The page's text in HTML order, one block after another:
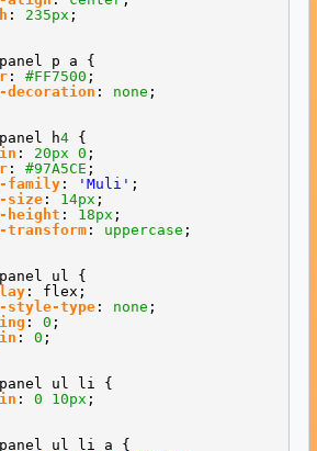
: 235px ;
p a {
: #FF7500 ;
: none ;
h4
{
: 20px 0 ;
: #97A5CE ;
family: 'Muli' ;
size: 14px ;
height : 18px ;
: uppercase ;
ul {
: flex;
type: none ;
: 0 ;
: 0 ;
ul li {
: 0 10px ;
ul li a {